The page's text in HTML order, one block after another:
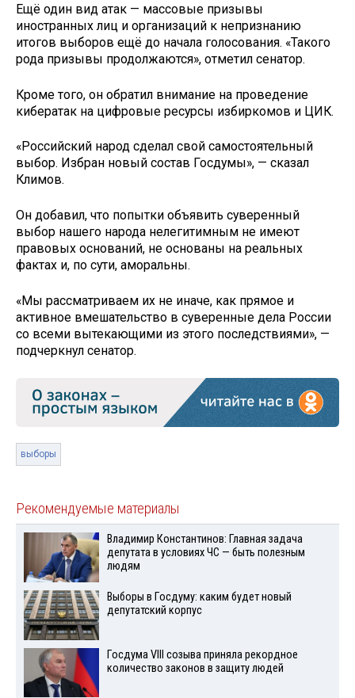
Ещё один вид атак — массовые призывы
иностранных лиц и организаций к непризнанию
итогов выборов ещё до начала голосования. «Такого
рода призывы продолжаются», отметил сенатор.
Кроме того, он обратил внимание на проведение
кибератак на цифровые ресурсы избиркомов и ЦИК.
«Российский народ сделал свой самостоятельный
выбор. Избран новый состав Госдумы», — сказал
Климов.
Он добавил, что попытки объявить суверенный
выбор нашего народа нелегитимным не имеют
правовых оснований, не основаны на реальных
фактах и, по сути, аморальны.
«Мы рассматриваем их не иначе, как прямое и
активное вмешательство в суверенные дела России
со всеми вытекающими из этого последствиями», —
подчеркнул сенатор.
выборы
Рекомендуемые материалы
Владимир Константинов: Главная задача
депутата в условиях ЧС — быть полезным
людям
Выборы в Госдуму: каким будет новый
депутатский корпус
Госдума VIII созыва приняла рекордное
количество законов в защиту людей